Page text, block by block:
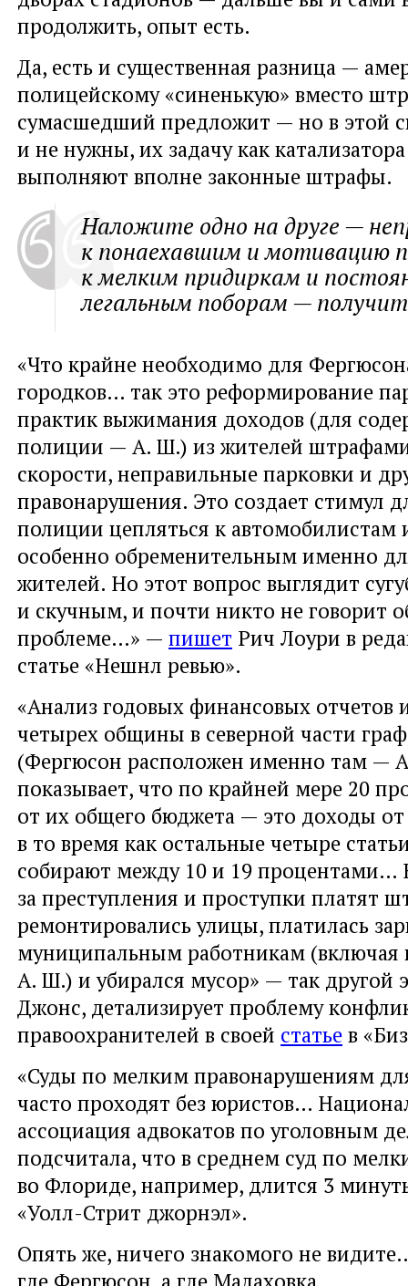
продолжить, опыт есть.
Да, есть и существенная разница —
полицейскому «синенькую» вместо
сумасшедший предложит — но в этой
и не нужны, их задачу как
выполняют вполне законные штрафы.
Наложите одно на друге —
к понаехавшим и мотивацию
к мелким придиркам и
легальным поборам —
«Что крайне необходимо для
городков… так это реформирование
практик выжимания доходов (для
полиции — А. Ш.) из жителей
скорости, неправильные парковки и
правонарушения. Это создает стимул
полиции цепляться к автомобилистам
особенно обременительным именно
жителей. Но этот вопрос выглядит
и скучным, и почти никто не говорит
проблеме…» — пишет Рич Лоури в
статье «Нешнл ревью».
«Анализ годовых финансовых отчетов
четырех общины в северной части
(Фергюсон расположен именно там —
показывает, что по крайней мере 20
от их общего бюджета — это доходы
в то время как остальные четыре
собирают между 10 и 19 процентами…
за преступления и проступки платят
ремонтировались улицы, платилась
муниципальным работникам (включая
А. Ш.) и убирался мусор» — так другой
Джонс, детализирует проблему
правоохранителей в своей статье в
«Суды по мелким правонарушениям
часто проходят без юристов…
ассоциация адвокатов по уголовным
подсчитала, что в среднем суд по
во Флориде, например, длится 3
«Уолл-Стрит джорнэл».
Опять же, ничего знакомого не